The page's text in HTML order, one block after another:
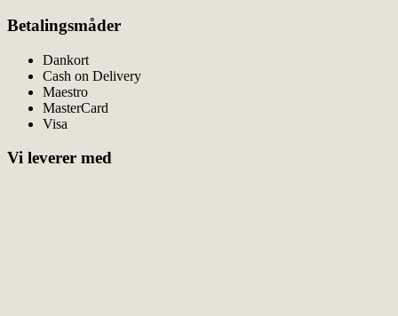
Betalingsmåder
Dankort
Cash on Delivery
Maestro
MasterCard
Visa
Vi leverer med